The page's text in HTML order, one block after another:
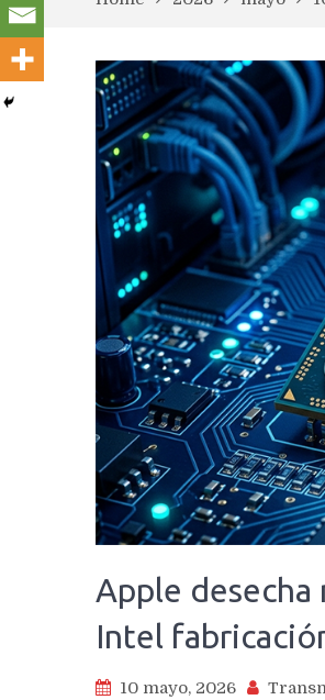
Apple desecha
Intel
10 mayo, 2026